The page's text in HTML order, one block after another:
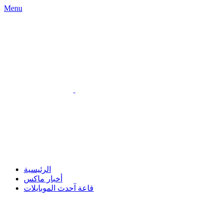
Menu
الرئيسية
أخبار ماكس
قاعة آحدث الموبايلات